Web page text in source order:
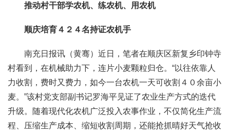
推动村干部学农机、练农机、用农机
顺庆培育４２４名持证农机手
南充日报讯（黄骞）近日，笔者在顺庆区新复乡印钟寺
村看到，在机械助力下，连片小麦颗粒归仓。“以往依靠人
力收割，费时又费力，如今一台农机一天可收割４０余亩小
麦。”该村党支部副书记罗海平见证了农业生产方式的迭代
升级。随着现代化农机广泛投入农事作业，不仅简化生产流
程、压缩生产成本、缩短收割周期，还能抢抓晴好天气抢收